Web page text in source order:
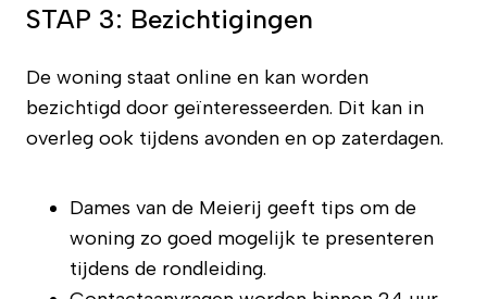
STAP 3: Bezichtigingen
De woning staat online en kan worden
bezichtigd door geïnteresseerden. Dit kan in
overleg ook tijdens avonden en op zaterdagen.
Dames van de Meierij geeft tips om de
woning zo goed mogelijk te presenteren
tijdens de rondleiding.